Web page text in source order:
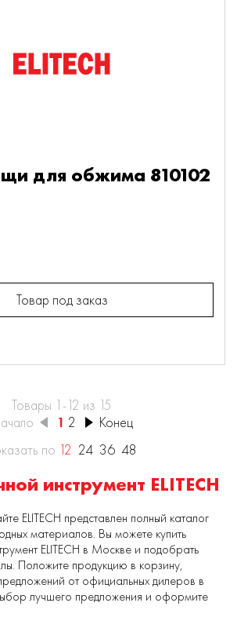
для обжима 810102
Товар под заказ
Товары 1-12 из 15
1 2
Конец
по 12 24 36 48
инструмент ELITECH
ELITECH представлен полный каталог
материалов. Вы можете купить
ELITECH в Москве и подобрать
Положите продукцию в корзину,
от официальных дилеров в
лучшего предложения и оформите